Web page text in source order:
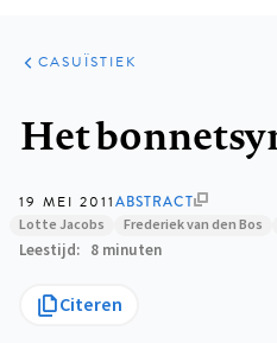
ARTIKELEN
PRAKTIJK
CASUÏSTIEK
Het
19 MEI 2011ABSTRACT
Lotte Jacobs
Frederiek van den Bos
Leestijd 8 minuten
Citeren